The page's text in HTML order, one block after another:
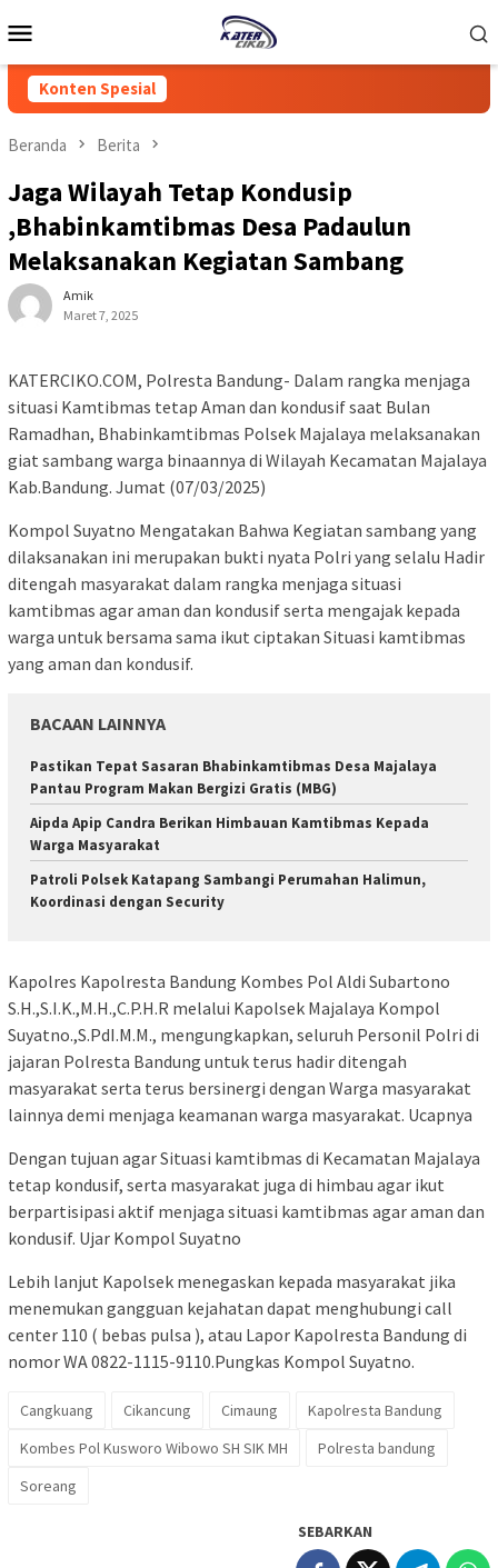
ke
Mobile
Konten Spesial
Beranda Berita
Jaga Wilayah Tetap Kondusip
,Bhabinkamtibmas Desa Padaulun
Melaksanakan Kegiatan Sambang
Amik
Maret 7, 2025
KATERCIKO.COM, Polresta Bandung- Dalam rangka menjaga
situasi Kamtibmas tetap Aman dan kondusif saat Bulan
Ramadhan, Bhabinkamtibmas Polsek Majalaya melaksanakan
giat sambang warga binaannya di Wilayah Kecamatan Majalaya
Kab.Bandung. Jumat (07/03/2025)
Kompol Suyatno Mengatakan Bahwa Kegiatan sambang yang
dilaksanakan ini merupakan bukti nyata Polri yang selalu Hadir
ditengah masyarakat dalam rangka menjaga situasi
kamtibmas agar aman dan kondusif serta mengajak kepada
warga untuk bersama sama ikut ciptakan Situasi kamtibmas
yang aman dan kondusif.
BACAAN LAINNYA
Pastikan Tepat Sasaran Bhabinkamtibmas Desa Majalaya
Pantau Program Makan Bergizi Gratis (MBG)
Aipda Apip Candra Berikan Himbauan Kamtibmas Kepada
Warga Masyarakat
‎Patroli Polsek Katapang Sambangi Perumahan Halimun,
Koordinasi dengan Security
Kapolres Kapolresta Bandung Kombes Pol Aldi Subartono
S.H.,S.I.K.,M.H.,C.P.H.R melalui Kapolsek Majalaya Kompol
Suyatno.,S.PdI.M.M., mengungkapkan, seluruh Personil Polri di
jajaran Polresta Bandung untuk terus hadir ditengah
masyarakat serta terus bersinergi dengan Warga masyarakat
lainnya demi menjaga keamanan warga masyarakat. Ucapnya
Dengan tujuan agar Situasi kamtibmas di Kecamatan Majalaya
tetap kondusif, serta masyarakat juga di himbau agar ikut
berpartisipasi aktif menjaga situasi kamtibmas agar aman dan
kondusif. Ujar Kompol Suyatno
Lebih lanjut Kapolsek menegaskan kepada masyarakat jika
menemukan gangguan kejahatan dapat menghubungi call
center 110 ( bebas pulsa ), atau Lapor Kapolresta Bandung di
nomor WA 0822-1115-9110.Pungkas Kompol Suyatno.
Cangkuang Cikancung Cimaung
Kapolresta Bandung
Kombes Pol Kusworo Wibowo SH SIK MH
Polresta bandung
Soreang
SEBARKAN